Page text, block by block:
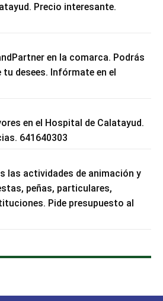
Precio interesante.
en la comarca. Podrás
desees. Infórmate en el
en el Hospital de Calatayud.
641640303
las actividades de animación y
peñas, particulares,
Pide presupuesto al